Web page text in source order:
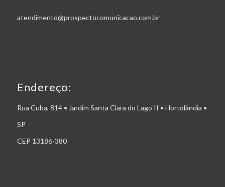
atendimento@prospectocomunicacao.com.br
Endereço:
Rua Cuba, 814 • Jardim Santa Clara do Lago II • Hortolândia •
SP
CEP 13186-380